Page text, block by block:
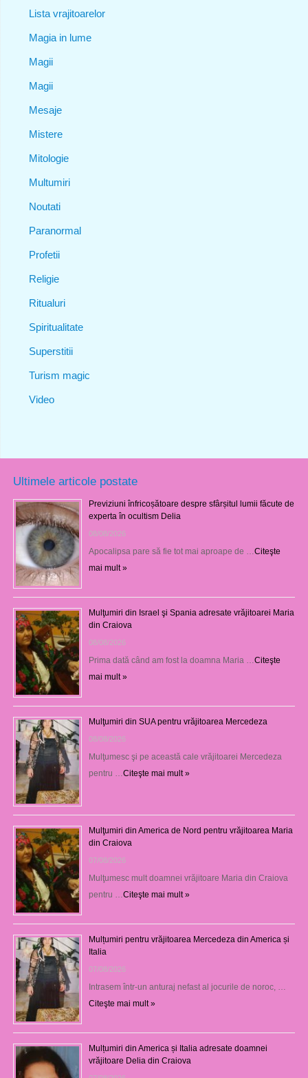
Lista vrajitoarelor
Magia in lume
Magii
Magii
Mesaje
Mistere
Mitologie
Multumiri
Noutati
Paranormal
Profetii
Religie
Ritualuri
Spiritualitate
Superstitii
Turism magic
Video
Ultimele articole postate
Previziuni înfricoșătoare despre sfârșitul lumii făcute de
experta în ocultism Delia
08/08/2026
Apocalipsa pare să fie tot mai aproape de … Citeşte
mai mult »
Mulţumiri din Israel şi Spania adresate vrăjitoarei Maria
din Craiova
08/08/2026
Prima dată când am fost la doamna Maria … Citeşte
mai mult »
Mulţumiri din SUA pentru vrăjitoarea Mercedeza
08/08/2026
Mulţumesc şi pe această cale vrăjitoarei Mercedeza
pentru … Citeşte mai mult »
Mulţumiri din America de Nord pentru vrăjitoarea Maria
din Craiova
07/08/2026
Mulţumesc mult doamnei vrăjitoare Maria din Craiova
pentru … Citeşte mai mult »
Mulțumiri pentru vrăjitoarea Mercedeza din America și
Italia
07/08/2026
Intrasem într-un anturaj nefast al jocurile de noroc, …
Citeşte mai mult »
Mulțumiri din America și Italia adresate doamnei
vrăjitoare Delia din Craiova